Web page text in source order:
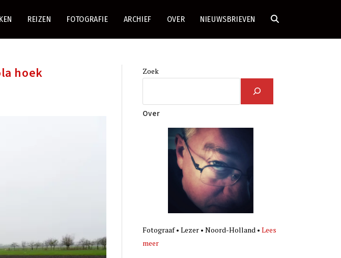
REIZEN FOTOGRAFIE ARCHIEF OVER NIEUWSBRIEVEN TOGGLE
hoek Zoek
Over
Fotograaf • Lezer • Noord-Holland • Lees
meer